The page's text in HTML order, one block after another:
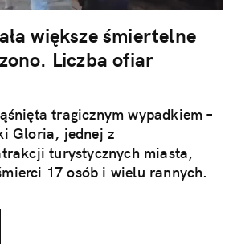
większe śmiertelne
Liczba ofiar
tragicznym wypadkiem –
Gloria, jednej z
turystycznych miasta,
17 osób i wielu rannych.